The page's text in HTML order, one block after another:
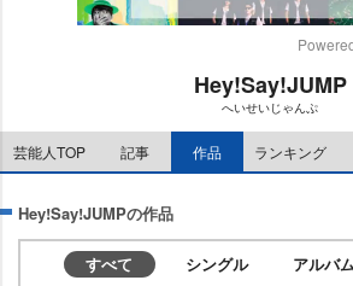
Hey!Say!JUMP
へいせいじゃんぷ
芸能人TOP 記事 作品 ランキング
Hey!Say!JUMPの作品
すべて シングル アルバ